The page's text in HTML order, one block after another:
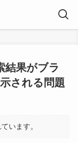
結果がブラ
される問題
います。